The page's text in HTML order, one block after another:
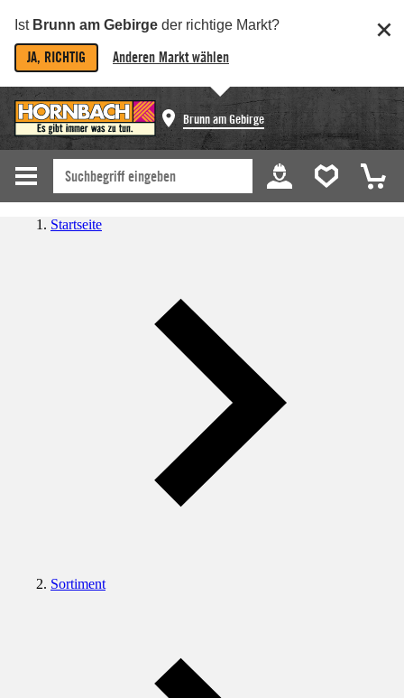
Ist Brunn am Gebirge der richtige Markt?
JA, RICHTIG Anderen Markt wählen
Brunn am Gebirge
Startseite
Sortiment